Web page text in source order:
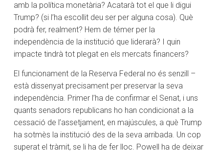
amb la política monetària? Acatarà tot el que li digui
Trump? (si l’ha escollit deu ser per alguna cosa). Què
podrà fer, realment? Hem de témer per la
independència de la institució que liderarà? I quin
impacte tindrà tot plegat en els mercats financers?
El funcionament de la Reserva Federal no és senzill –
està dissenyat precisament per preservar la seva
independència. Primer l’ha de confirmar el Senat, i uns
quants senadors republicans ho han condicionat a la
cessació de l’assetjament, en majúscules, a què Trump
ha sotmès la institució des de la seva arribada. Un cop
superat el tràmit, se li ha de fer lloc. Powell ha de deixar